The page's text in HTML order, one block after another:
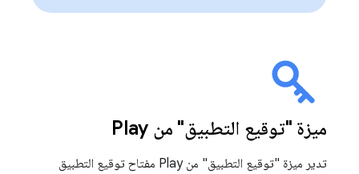
ميزة "توقيع التطبيق" من Play
تدير ميزة "توقيع التطبيق" من Play مفتاح توقيع التطبيق